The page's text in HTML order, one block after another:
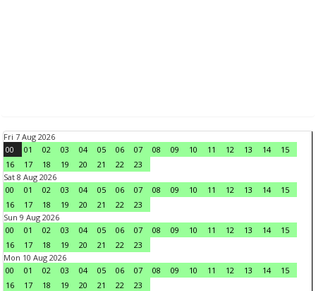
Fri 7 Aug 2026
00
01 02 03 04 05 06 07 08 09 10 11 12 13 14
15
16
17 18 19 20 21 22
23
Sat 8 Aug 2026
00
01 02 03 04 05 06 07 08 09 10 11 12 13 14
15
16
17 18 19 20 21 22
23
Sun 9 Aug 2026
00
01 02 03 04 05 06 07 08 09 10 11 12 13 14
15
16
17 18 19 20 21 22
23
Mon 10 Aug 2026
00
01 02 03 04 05 06 07 08 09 10 11 12 13 14
15
16
17 18 19 20 21 22
23